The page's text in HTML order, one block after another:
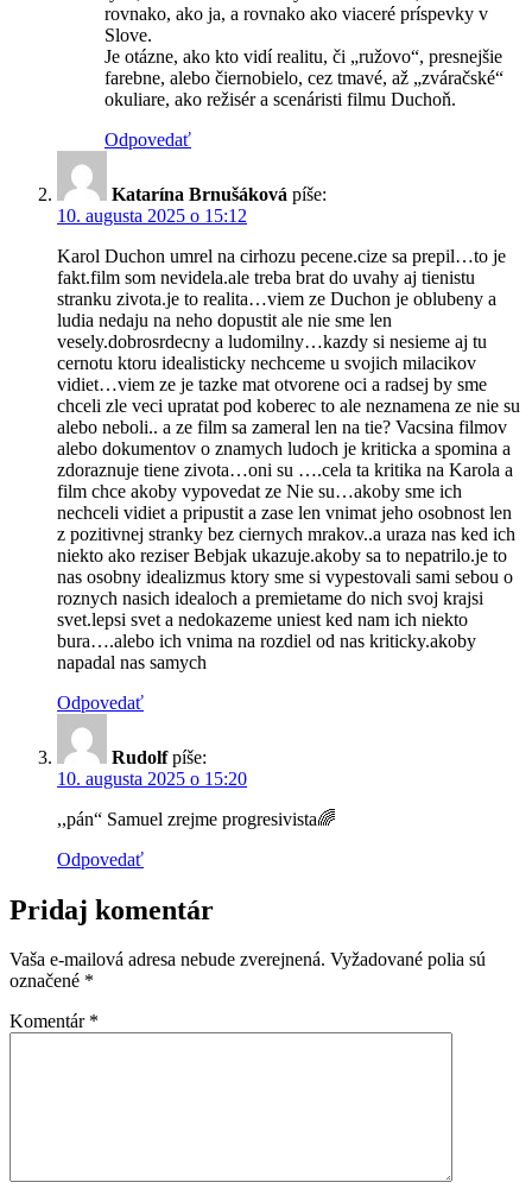
rovnako, ako ja, a rovnako ako viaceré príspevky v
Slove.
Je otázne, ako kto vidí realitu, či „ružovo“, presnejšie
farebne, alebo čiernobielo, cez tmavé, až „zváračské“
okuliare, ako režisér a scenáristi filmu Duchoň.
Odpovedať
Katarína Brnušáková píše:
10. augusta 2025 o 15:12
Karol Duchon umrel na cirhozu pecene.cize sa prepil…to je
fakt.film som nevidela.ale treba brat do uvahy aj tienistu
stranku zivota.je to realita…viem ze Duchon je oblubeny a
ludia nedaju na neho dopustit ale nie sme len
vesely.dobrosrdecny a ludomilny…kazdy si nesieme aj tu
cernotu ktoru idealisticky nechceme u svojich milacikov
vidiet…viem ze je tazke mat otvorene oci a radsej by sme
chceli zle veci upratat pod koberec to ale neznamena ze nie su
alebo neboli.. a ze film sa zameral len na tie? Vacsina filmov
alebo dokumentov o znamych ludoch je kriticka a spomina a
zdoraznuje tiene zivota…oni su ….cela ta kritika na Karola a
film chce akoby vypovedat ze Nie su…akoby sme ich
nechceli vidiet a pripustit a zase len vnimat jeho osobnost len
z pozitivnej stranky bez ciernych mrakov..a uraza nas ked ich
niekto ako reziser Bebjak ukazuje.akoby sa to nepatrilo.je to
nas osobny idealizmus ktory sme si vypestovali sami sebou o
roznych nasich idealoch a premietame do nich svoj krajsi
svet.lepsi svet a nedokazeme uniest ked nam ich niekto
bura….alebo ich vnima na rozdiel od nas kriticky.akoby
napadal nas samych
Odpovedať
Rudolf píše:
10. augusta 2025 o 15:20
,,pán“ Samuel zrejme progresivista🌈
Odpovedať
Pridaj komentár
Vaša e-mailová adresa nebude zverejnená. Vyžadované polia sú
označené *
Komentár *